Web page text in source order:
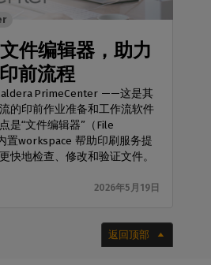
件编辑器，助力
前流程
PrimeCenter ——这是其
的印前作业准备和工作流软件
是“文件编辑器”（File
置workspace 帮助印刷服务提
快地检查、修改和验证文件。
2026年5月19日
返回顶部